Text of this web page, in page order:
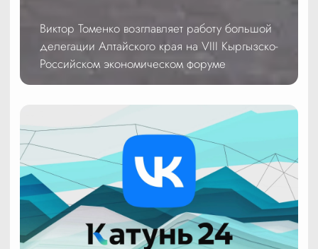
Виктор Томенко возглавляет работу большой
делегации Алтайского края на VIII Кыргызско-
Российском экономическом форуме